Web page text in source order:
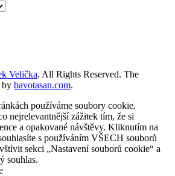
Velička. All Rights Reserved. The
by bavotasan.com.
používáme soubory cookie,
nejrelevantnější zážitek tím, že si
a opakované návštěvy. Kliknutím na
s používáním VŠECH souborů
sekci „Nastavení souborů cookie“ a
souhlas.